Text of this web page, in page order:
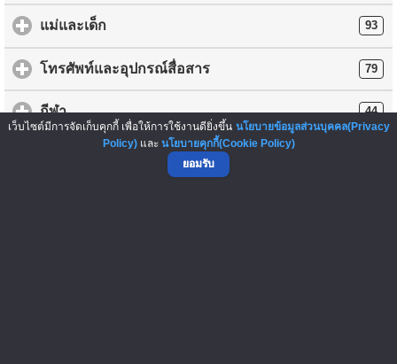
แม่และเด็ก 93
โทรศัพท์และอุปกรณ์สื่อสาร 79
กีฬา 44
เว็บไซต์มีการจัดเก็บคุกกี้ เพื่อให้การใช้งานดียิ่งขึ้น นโยบายข้อมูลส่วนบุคคล(Privacy
Policy)และ นโยบายคุกกี้(Cookie Policy)
ยอมรับ